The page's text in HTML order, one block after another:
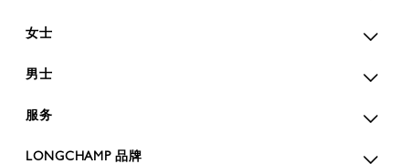
女士
男士
服务
LONGCHAMP 品牌